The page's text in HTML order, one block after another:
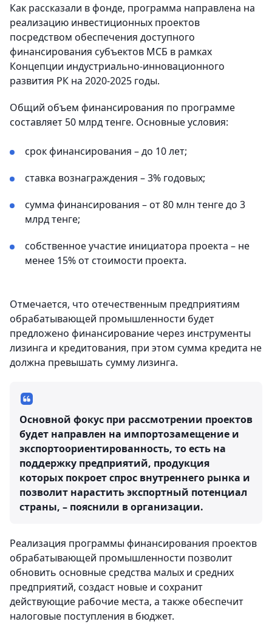
Как рассказали в фонде, программа направлена на
реализацию инвестиционных проектов
посредством обеспечения доступного
финансирования субъектов МСБ в рамках
Концепции индустриально-инновационного
развития РК на 2020-2025 годы.
Общий объем финансирования по программе
составляет 50 млрд тенге. Основные условия:
срок финансирования – до 10 лет;
ставка вознаграждения – 3% годовых;
сумма финансирования – от 80 млн тенге до 3
млрд тенге;
собственное участие инициатора проекта – не
менее 15% от стоимости проекта.
Отмечается, что отечественным предприятиям
обрабатывающей промышленности будет
предложено финансирование через инструменты
лизинга и кредитования, при этом сумма кредита не
должна превышать сумму лизинга.
Основной фокус при рассмотрении проектов
будет направлен на импортозамещение и
экспортоориентированность, то есть на
поддержку предприятий, продукция
которых покроет спрос внутреннего рынка и
позволит нарастить экспортный потенциал
страны, – пояснили в организации.
Реализация программы финансирования проектов
обрабатывающей промышленности позволит
обновить основные средства малых и средних
предприятий, создаст новые и сохранит
действующие рабочие места, а также обеспечит
налоговые поступления в бюджет.